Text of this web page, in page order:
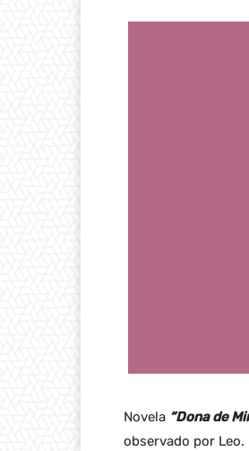
Novela “Dona de
observado por Leo.